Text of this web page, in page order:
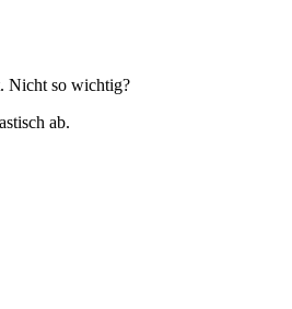
Nicht so wichtig?
ab.